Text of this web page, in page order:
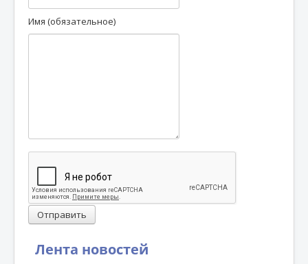
Лента новостей
Имя (обязательное)
Отправить